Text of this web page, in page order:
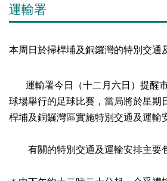
運輸署
本周日於掃桿埔及銅鑼灣的特別交通
運輸署今日（十二月六日）提醒
球場舉行的足球比賽，當局將於星期
桿埔及銅鑼灣區實施特別交通及運輸
有關的特別交通及運輸安排主要